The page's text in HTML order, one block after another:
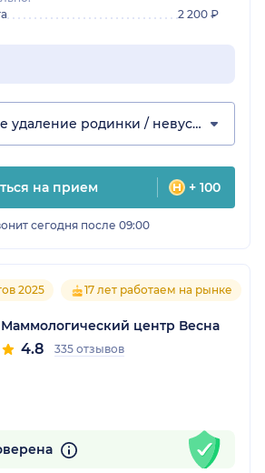
2 200 ₽
Радиоволновое удаление родинки / невуса
на прием + 100
сегодня после 09:00
2025 17 лет работаем на рынке
Маммологический центр Весна
4.8 335 отзывов